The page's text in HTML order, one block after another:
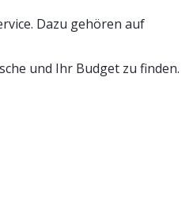
Dazu gehören auf
und Ihr Budget zu finden.